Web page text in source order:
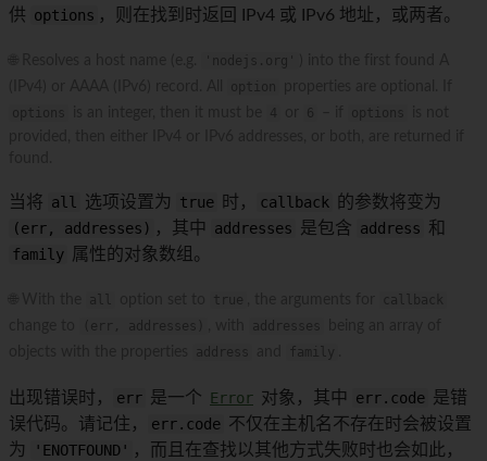
供 options ，则在找到时返回 IPv4 或 IPv6 地址，或两者。
当将 all 选项设置为 true 时， callback
的参数将变为
(err, addresses) ，其中 addresses 是包含 address 和
family 属性的对象数组。
出现错误时， err 是一个 Error 对象，其中 err.code 是错
误代码。请记住，
err.code 不仅在主机名不存在时会被设置
为
'ENOTFOUND' ，而且在查找以其他方式失败时也会如此，